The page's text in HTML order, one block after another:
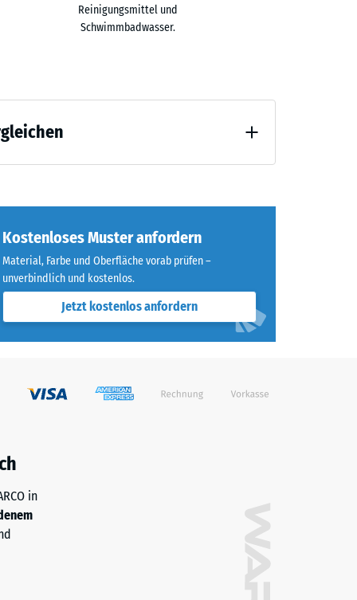
Reinigungsmittel und
Schwimmbadwasser.
Kostenloses Muster anfordern
Material, Farbe und Oberfläche vorab prüfen –
unverbindlich und kostenlos.
Jetzt kostenlos anfordern
in